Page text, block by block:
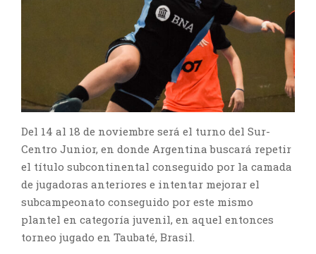
Del 14 al 18 de noviembre será el turno del Sur-
Centro Junior, en donde Argentina buscará repetir
el título subcontinental conseguido por la camada
de jugadoras anteriores e intentar mejorar el
subcampeonato conseguido por este mismo
plantel en categoría juvenil, en aquel entonces
torneo jugado en Taubaté, Brasil.